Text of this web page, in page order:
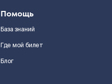
Помощь
База знаний
Где мой билет
Блог